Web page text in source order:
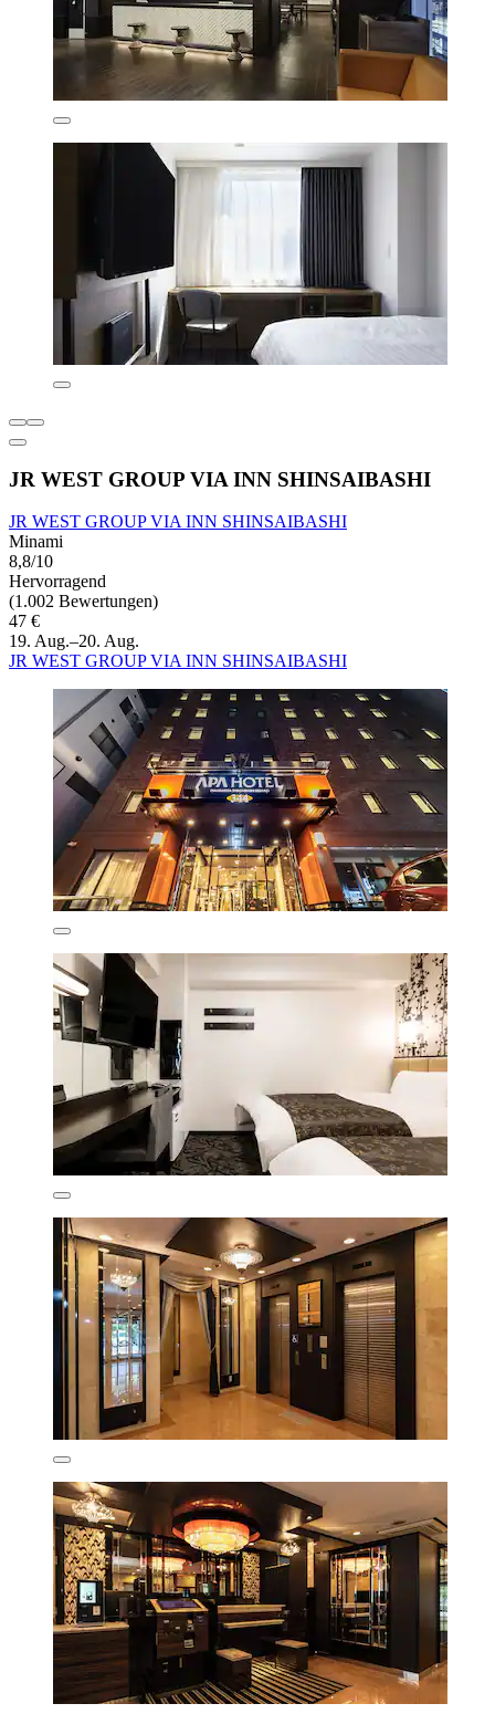
JR WEST GROUP VIA INN SHINSAIBASHI
JR WEST GROUP VIA INN SHINSAIBASHI
Minami
8,8/10
Hervorragend
(1.002 Bewertungen)
47 €
19. Aug.–20. Aug.
JR WEST GROUP VIA INN SHINSAIBASHI